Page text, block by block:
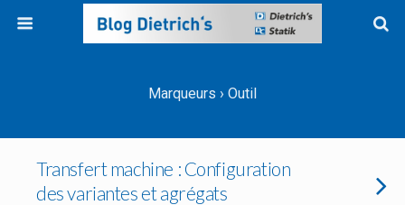
Marqueurs › Outil
Transfert machine : Configuration
des variantes et agrégats